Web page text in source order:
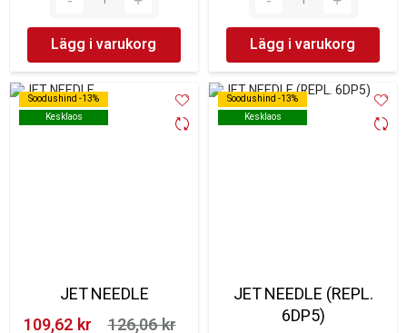
Lägg i varukorg Lägg i varukorg
Soodushind -13%
Kesklaos
Soodushind -13%
Kesklaos
JET NEEDLE
109,62 kr‎
126,06 kr‎
Soodushind -13%
Kesklaos
Soodushind -13%
Kesklaos
JET NEEDLE (REPL.
6DP5)